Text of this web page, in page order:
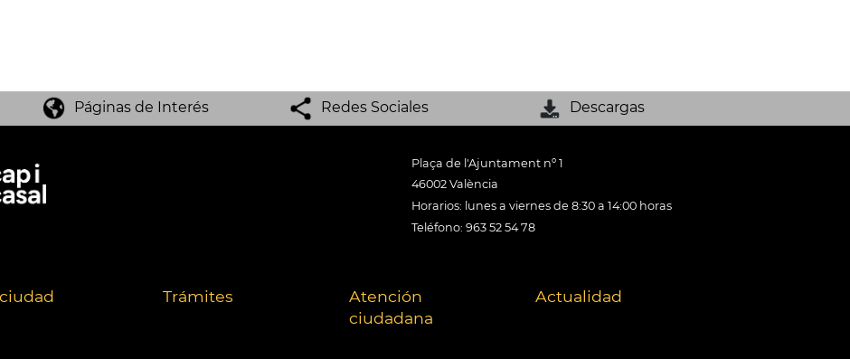
Páginas de Interés Redes Sociales Descargas
Plaça de l'Ajuntament nº 1
46002 València
Horarios: lunes a viernes de 8:30 a 14:00 horas
Teléfono: 963 52 54 78
Trámites
Atención
ciudadana
Actualidad